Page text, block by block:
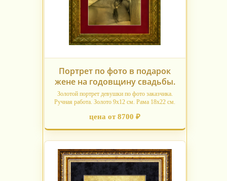
Портрет по фото в подарок
жене на годовщину свадьбы.
Золотой портрет девушки по фото заказчика.
Ручная работа. Золото 9х12 см. Рама 18х22 см.
цена от 8700 ₽